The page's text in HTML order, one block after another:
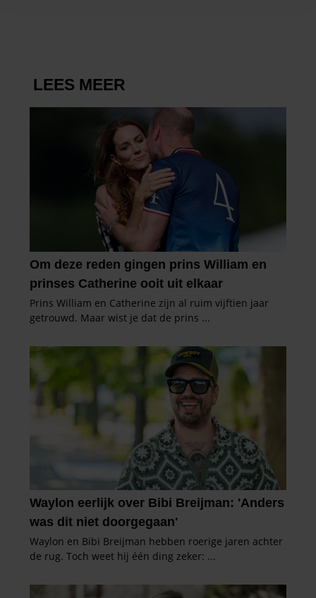
informatie die u aan ze heeft verstrekt of die ze hebben
gaat akkoord met onze cookies als u onze website blijft